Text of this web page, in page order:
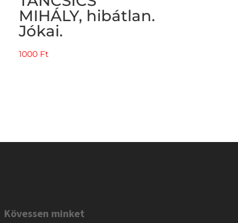
MIHÁLY, hibátlan.
Jókai.
1000 Ft
Kövessen minket